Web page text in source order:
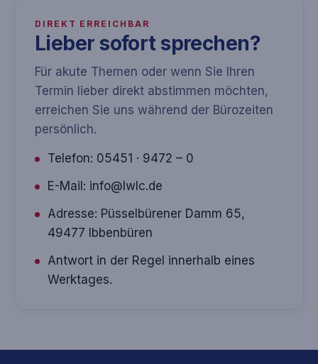
DIREKT ERREICHBAR
Lieber sofort sprechen?
Für akute Themen oder wenn Sie Ihren
Termin lieber direkt abstimmen möchten,
erreichen Sie uns während der Bürozeiten
persönlich.
Telefon: 05451 · 9472 – 0
E-Mail: info@lwlc.de
Adresse: Püsselbürener Damm 65,
49477 Ibbenbüren
Antwort in der Regel innerhalb eines
Werktages.